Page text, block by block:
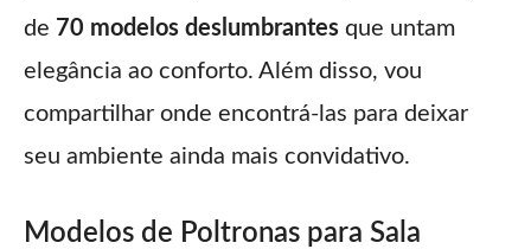
de 70 modelos deslumbrantes que untam
elegância ao conforto. Além disso, vou
compartilhar onde encontrá-las para deixar
seu ambiente ainda mais convidativo.
Modelos de Poltronas para Sala